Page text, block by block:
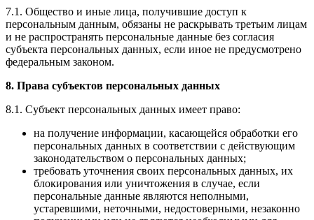
7.1. Общество и иные лица, получившие доступ к
персональным данным, обязаны не раскрывать третьим лицам
и не распространять персональные данные без согласия
субъекта персональных данных, если иное не предусмотрено
федеральным законом.
8. Права субъектов персональных данных
8.1. Субъект персональных данных имеет право:
на получение информации, касающейся обработки его
персональных данных в соответствии с действующим
законодательством о персональных данных;
требовать уточнения своих персональных данных, их
блокирования или уничтожения в случае, если
персональные данные являются неполными,
устаревшими, неточными, недостоверными, незаконно